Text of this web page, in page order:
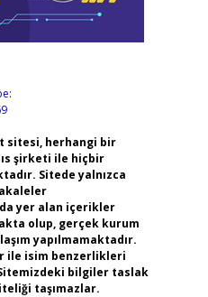
sitesi, herhangi bir
şirketi ile hiçbir
Sitede yalnızca
yer alan içerikler
olup, gerçek kurum
yapılmamaktadır.
ile isim benzerlikleri
bilgiler taslak
taşımazlar.